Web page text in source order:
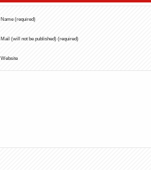
Name (required)
Mail (will not be published) (required)
Website